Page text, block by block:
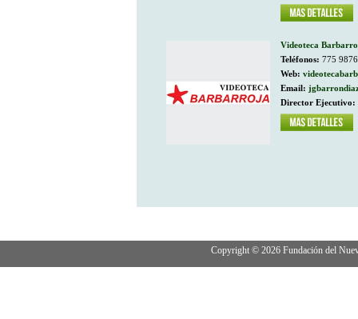
Videoteca
Teléfonos: 775
Web:
Email:
Director Ejecutivo:
Copyright © 2026 Fundación del